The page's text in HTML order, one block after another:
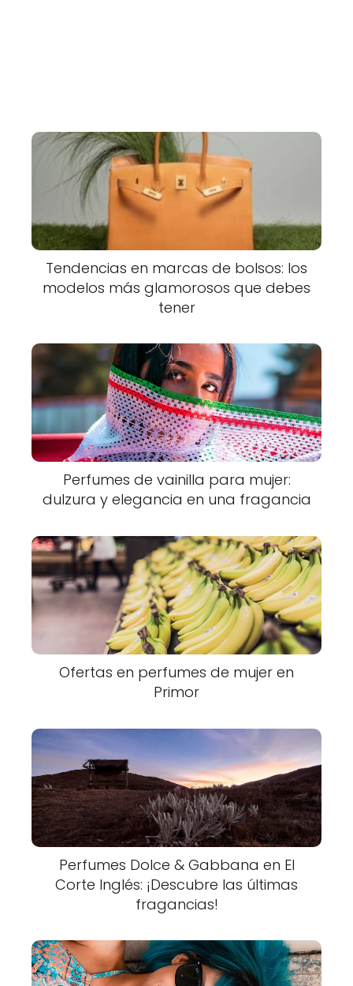
Tendencias en marcas de bolsos: los
modelos más glamorosos que debes
tener
Perfumes de vainilla para mujer:
dulzura y elegancia en una fragancia
Ofertas en perfumes de mujer en
Primor
Perfumes Dolce & Gabbana en El
Corte Inglés: ¡Descubre las últimas
fragancias!